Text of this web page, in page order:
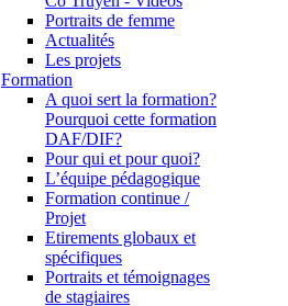
Portraits de femme
Actualités
Les projets
Formation
A quoi sert la formation?
Pourquoi cette formation
DAF/DIF?
Pour qui et pour quoi?
L’équipe pédagogique
Formation continue /
Projet
Etirements globaux et
spécifiques
Portraits et témoignages
de stagiaires